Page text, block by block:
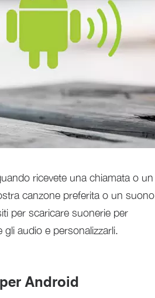
ricevete una chiamata o un
canzone preferita o un suono
per scaricare suonerie per
audio e personalizzarli.
Android